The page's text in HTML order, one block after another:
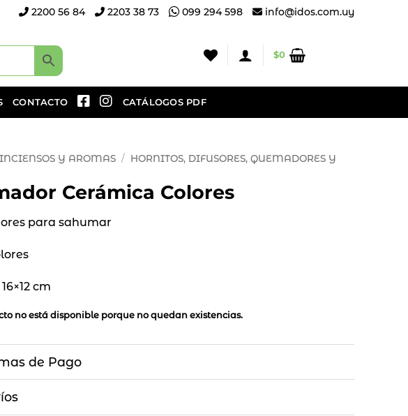
2200 56 84 2203 38 73 099 294 598 info@idos.com.uy
$0
CONTACTO CATÁLOGOS PDF
INCIENSOS Y AROMAS / HORNITOS, DIFUSORES, QUEMADORES Y
Cerámica Colores
para sahumar
cm
no está disponible porque no quedan existencias.
de Pago